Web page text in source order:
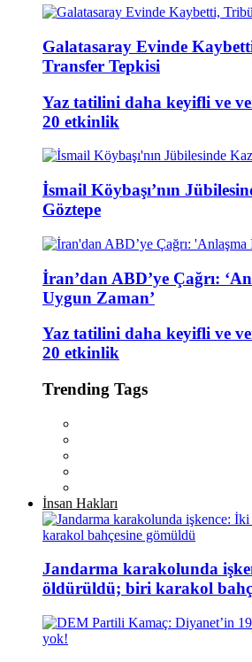
Galatasaray Evinde
Transfer Tepkisi
Yaz tatilini daha keyifli ve
20 etkinlik
İsmail Köybaşı’nın
Göztepe
İran’dan ABD’ye Çağrı:
Uygun Zaman’
Yaz tatilini daha keyifli ve
20 etkinlik
Trending Tags
İnsan Hakları
Jandarma karakolunda
öldürüldü; biri karakol